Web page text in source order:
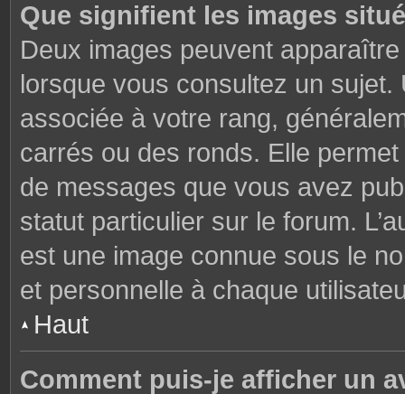
Que signifient les images
Deux images peuvent
lorsque vous consultez un sujet.
associée à votre rang,
carrés ou des ronds. Elle
de messages que vous avez
statut particulier sur le forum.
est une image connue sous le
et personnelle à chaque
Haut
Comment puis-je afficher un